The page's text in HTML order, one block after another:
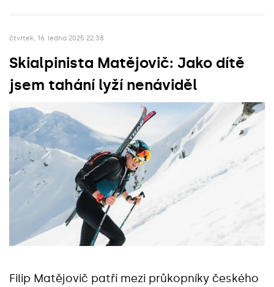
čtvrtek, 16. ledna 2025 22:38
Skialpinista Matějovič: Jako dítě
jsem tahání lyží nenáviděl
Filip Matějovič patří mezi průkopníky českého